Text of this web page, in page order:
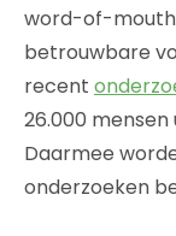
word-of-
betrouwbare
recent
26.000
Daarmee
onderzoeken